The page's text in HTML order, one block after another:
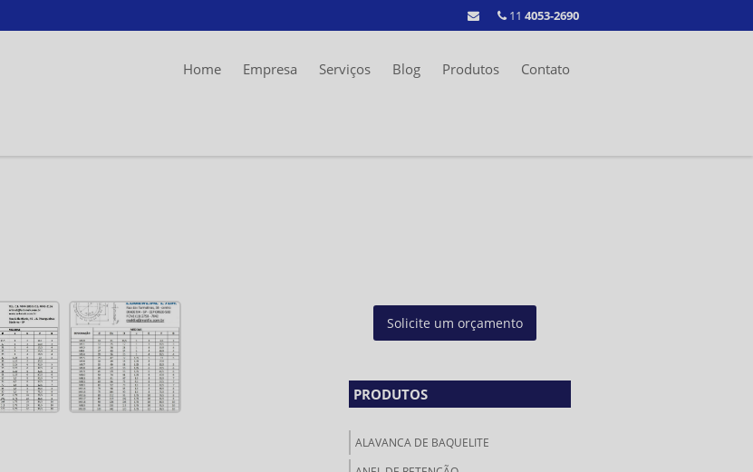
11 4053-2690
Home Empresa Serviços Blog Produtos Contato
Solicite um orçamento
PRODUTOS
ALAVANCA DE BAQUELITE